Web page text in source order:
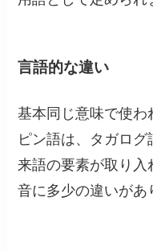
言語的な違い
基本同じ意味で使わ
ピン語は、タガロ
来語の要素が取り入
音に多少の違いがあ